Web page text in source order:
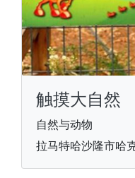
触摸大自然
自然与动物
拉马特哈沙隆市哈